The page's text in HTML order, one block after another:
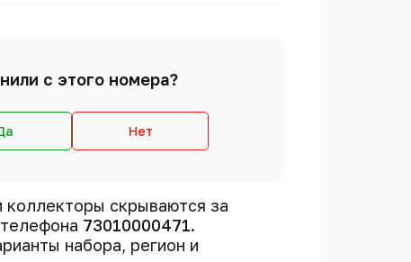
с этого номера?
Нет
скрываются за
73010000471.
набора, регион и